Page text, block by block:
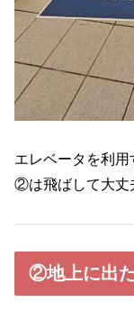
エレベータを利
②は飛ばして大丈
②地上に出